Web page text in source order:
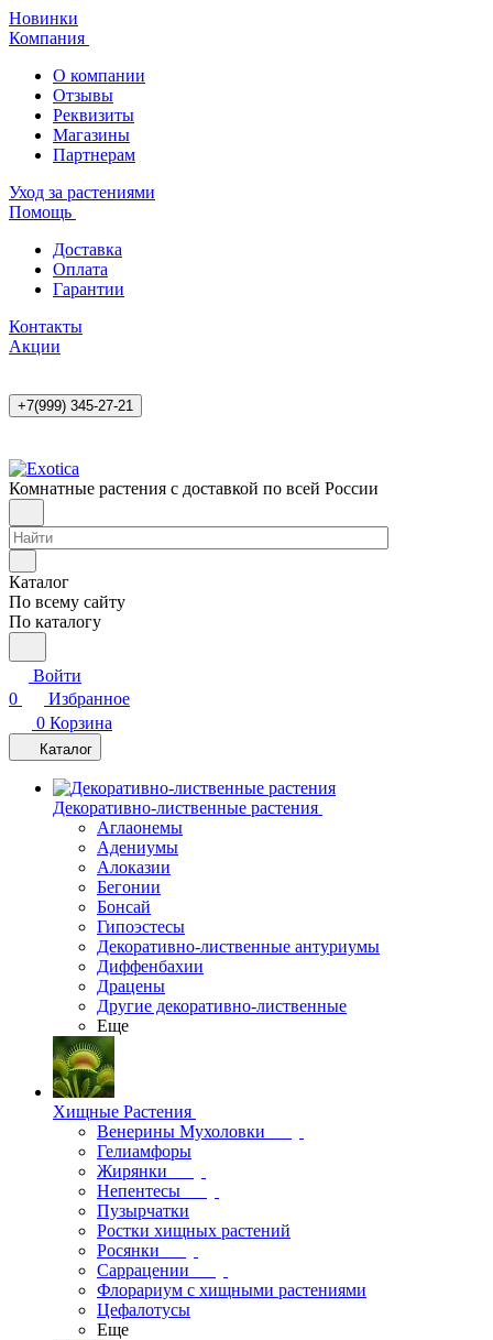
Новинки
Компания
О компании
Отзывы
Реквизиты
Магазины
Партнерам
Уход за растениями
Помощь
Доставка
Оплата
Гарантии
Контакты
Акции
+7(999) 345-27-21
Комнатные растения с доставкой по всей России
Каталог
По всему сайту
По каталогу
Войти
0
Избранное
0 Корзина
Каталог
Декоративно-лиственные растения
Аглаонемы
Адениумы
Алоказии
Бегонии
Бонсай
Гипоэстесы
Декоративно-лиственные антуриумы
Диффенбахии
Драцены
Другие декоративно-лиственные
Еще
Хищные Растения
Венерины Мухоловки
Гелиамфоры
Жирянки
Непентесы
Пузырчатки
Ростки хищных растений
Росянки
Саррацении
Флорариум с хищными растениями
Цефалотусы
Еще